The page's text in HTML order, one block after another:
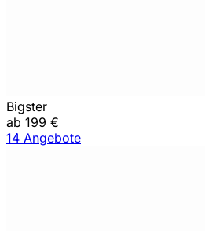
Bigster
ab 199 €
14 Angebote